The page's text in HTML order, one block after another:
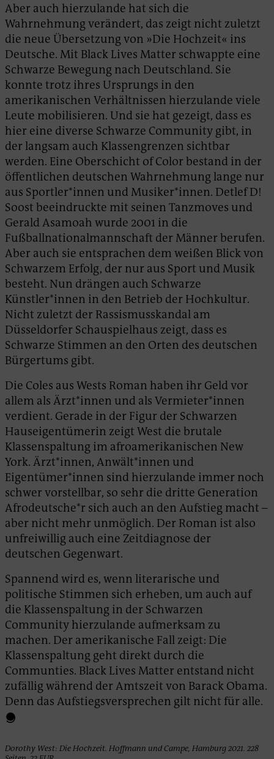
Aber auch hierzulande hat sich die
Wahrnehmung verändert, das zeigt nicht zuletzt
die neue Übersetzung von »Die Hochzeit« ins
Deutsche. Mit Black Lives Matter schwappte eine
Schwarze Bewegung nach Deutschland. Sie
konnte trotz ihres Ursprungs in den
amerikanischen Verhältnissen hierzulande viele
Leute mobilisieren. Und sie hat gezeigt, dass es
hier eine diverse Schwarze Community gibt, in
der langsam auch Klassengrenzen sichtbar
werden. Eine Oberschicht of Color bestand in der
öffentlichen deutschen Wahrnehmung lange nur
aus Sportler*innen und Musiker*innen. Detlef D!
Soost beeindruckte mit seinen Tanzmoves und
Gerald Asamoah wurde 2001 in die
Fußballnationalmannschaft der Männer berufen.
Aber auch sie entsprachen dem weißen Blick von
Schwarzem Erfolg, der nur aus Sport und Musik
besteht. Nun drängen auch Schwarze
Künstler*innen in den Betrieb der Hochkultur.
Nicht zuletzt der Rassismusskandal am
Düsseldorfer Schauspielhaus zeigt, dass es
Schwarze Stimmen an den Orten des deutschen
Bürgertums gibt.
Die Coles aus Wests Roman haben ihr Geld vor
allem als Ärzt*innen und als Vermieter*innen
verdient. Gerade in der Figur der Schwarzen
Hauseigentümerin zeigt West die brutale
Klassenspaltung im afroamerikanischen New
York. Ärzt*innen, Anwält*innen und
Eigentümer*innen sind hierzulande immer noch
schwer vorstellbar, so sehr die dritte Generation
Afrodeutsche*r sich auch an den Aufstieg macht –
aber nicht mehr unmöglich. Der Roman ist also
unfreiwillig auch eine Zeitdiagnose der
deutschen Gegenwart.
Spannend wird es, wenn literarische und
politische Stimmen sich erheben, um auch auf
die Klassenspaltung in der Schwarzen
Community hierzulande aufmerksam zu
machen. Der amerikanische Fall zeigt: Die
Klassenspaltung geht direkt durch die
Communties. Black Lives Matter entstand nicht
zufällig während der Amtszeit von Barack Obama.
Denn das Aufstiegsversprechen gilt nicht für alle.
Dorothy West: Die Hochzeit. Hoffmann und Campe, Hamburg 2021. 228